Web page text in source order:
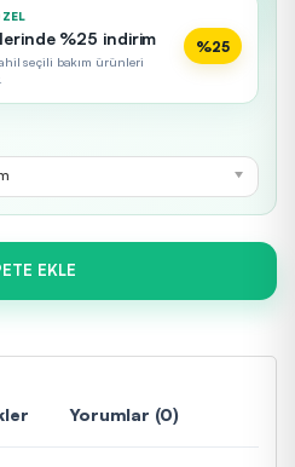
%25 indirim
seçili bakım ürünleri
%25
EKLE
Yorumlar (0)